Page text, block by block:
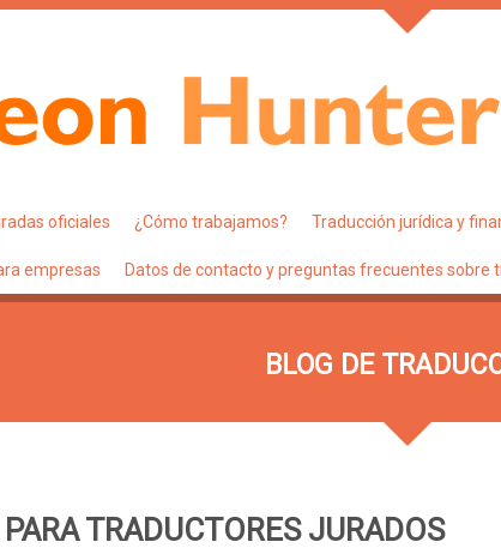
oficiales ¿Cómo trabajamos? Traducción jurídica y
empresas Datos de contacto y preguntas frecuentes sobre
BLOG DE
TRADUCTORES JURADOS